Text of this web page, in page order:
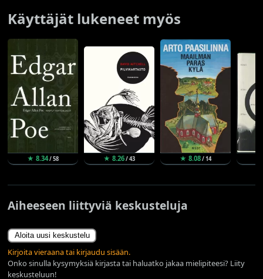
Käyttäjät lukeneet myös
★ 8.34/ 58 ★ 8.26/ 43 ★ 8.08/ 14
Aiheeseen liittyviä keskusteluja
Aloita uusi keskustelu
Kirjoita vieraana tai kirjaudu sisään.
Onko sinulla kysymyksiä kirjasta tai haluatko jakaa mielipiteesi? Liity
keskusteluun!